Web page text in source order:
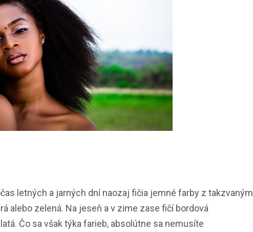
letných a jarných dní naozaj fičia jemné farby z takzvaným
alebo zelená. Na jeseň a v zime zase fičí bordová
Čo sa však týka farieb, absolútne sa nemusíte